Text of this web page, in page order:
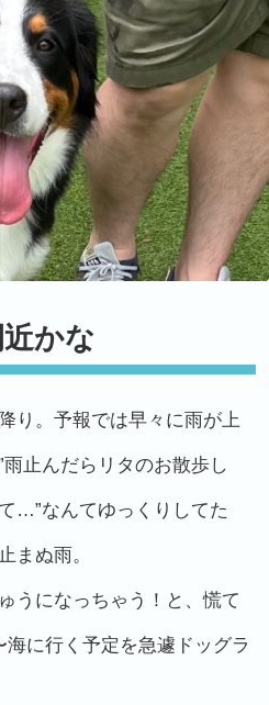
かな
り。予報では早々に雨が上
止んだらリタのお散歩し
…”なんてゆっくりしてた
まぬ雨。
うになっちゃう！と、慌て
に行く予定を急遽ドッグラ